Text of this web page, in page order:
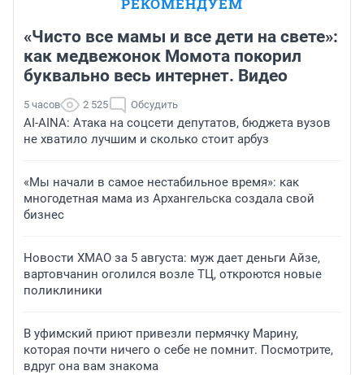
«Чисто все мамы и все дети на свете»:
как медвежонок Момота покорил
буквально весь интернет. Видео
5 часов 2 525 Обсудить
AI-AINA: Атака на соцсети депутатов, бюджета вузов
не хватило лучшим и сколько стоит арбуз
«Мы начали в самое нестабильное время»: как
многодетная мама из Архангельска создала свой
бизнес
Новости ХМАО за 5 августа: муж дает деньги Айзе,
вартовчанин оголился возле ТЦ, откроются новые
поликлиники
В уфимский приют привезли пермячку Марину,
которая почти ничего о себе не помнит. Посмотрите,
вдруг она вам знакома